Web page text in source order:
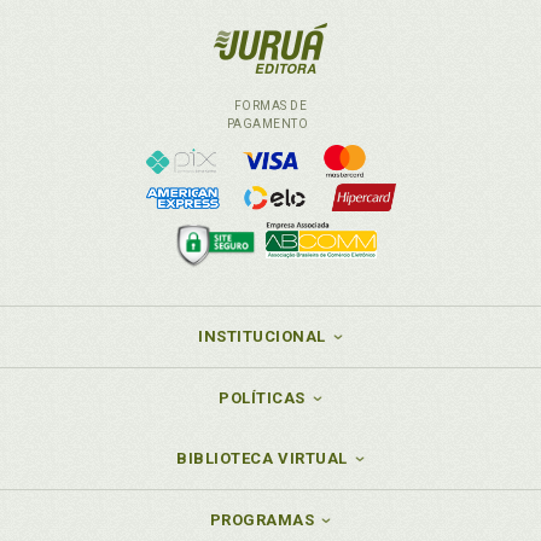
FORMAS DE
PAGAMENTO
INSTITUCIONAL
POLÍTICAS
BIBLIOTECA VIRTUAL
PROGRAMAS